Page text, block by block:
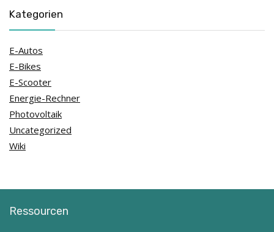
Kategorien
E-Autos
E-Bikes
E-Scooter
Energie-Rechner
Photovoltaik
Uncategorized
Wiki
Ressourcen